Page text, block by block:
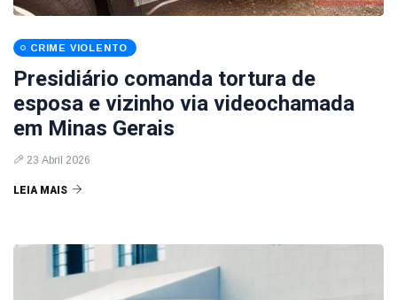
CRIME VIOLENTO
Presidiário comanda tortura de
esposa e vizinho via videochamada
em Minas Gerais
23 Abril 2026
LEIA MAIS